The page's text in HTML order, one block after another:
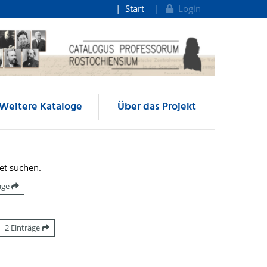
Start Login
Kataloge Über das Projekt
suchen.
2 Einträge